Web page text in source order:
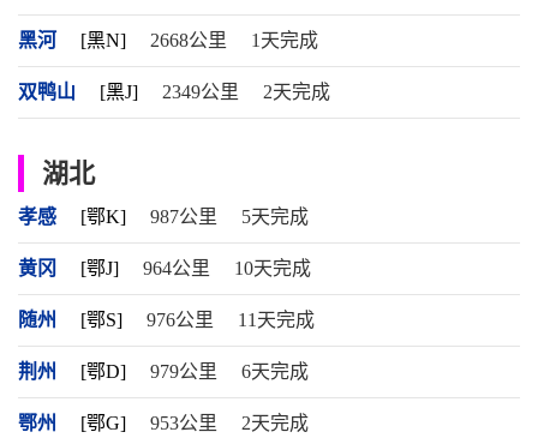
黑河 [黑N] 2668公里 1天完成
双鸭山 [黑J] 2349公里 2天完成
湖北
孝感 [鄂K] 987公里 5天完成
黄冈 [鄂J] 964公里 10天完成
随州 [鄂S] 976公里 11天完成
荆州 [鄂D] 979公里 6天完成
鄂州 [鄂G] 953公里 2天完成